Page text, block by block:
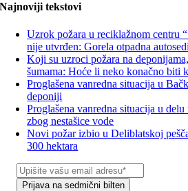
Najnoviji tekstovi
Uzrok požara u reciklažnom centru
nije utvrđen: Gorela otpadna
Koji su uzroci požara na
šumama: Hoće li neko konačno biti
Proglašena vanredna situacija u
deponiji
Proglašena vanredna situacija u
zbog nestašice vode
Novi požar izbio u Deliblatskoj
300 hektara
Prijava na sedmični bilten